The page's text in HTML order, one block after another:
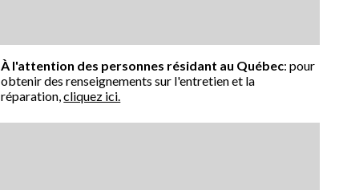
À l'attention des personnes résidant au Québec: pour
obtenir des renseignements sur l'entretien et la
réparation,cliquez ici.